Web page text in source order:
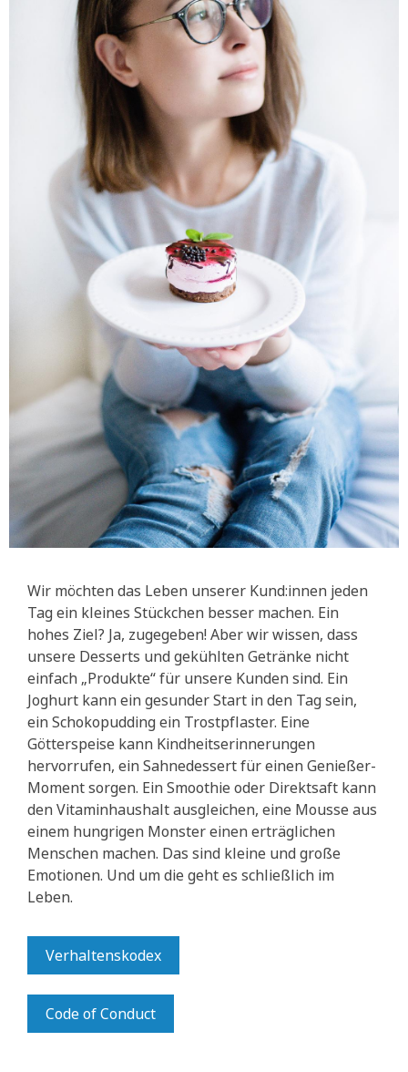
Wir möchten das Leben unserer Kund:innen jeden
Tag ein kleines Stückchen besser machen. Ein
hohes Ziel? Ja, zugegeben! Aber wir wissen, dass
unsere Desserts und gekühlten Getränke nicht
einfach „Produkte“ für unsere Kunden sind. Ein
Joghurt kann ein gesunder Start in den Tag sein,
ein Schokopudding ein Trostpflaster. Eine
Götterspeise kann Kindheitserinnerungen
hervorrufen, ein Sahnedessert für einen Genießer-
Moment sorgen. Ein Smoothie oder Direktsaft kann
den Vitaminhaushalt ausgleichen, eine Mousse aus
einem hungrigen Monster einen erträglichen
Menschen machen. Das sind kleine und große
Emotionen. Und um die geht es schließlich im
Leben.
Verhaltenskodex
Code of Conduct